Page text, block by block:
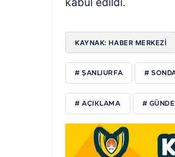
KAYNAK: HABER MERKEZİ
# ŞANLIURFA #
# AÇIKLAMA #